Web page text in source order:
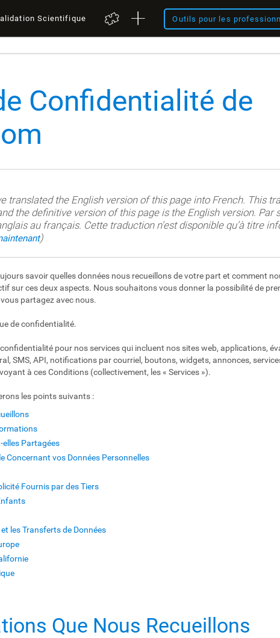
Scientifique Outils pour les
Confidentialité de
translated the English version of this page into French. This
the definitive version of this page is the English version. Par
au français. Cette traduction n’est disponible qu’à titre
)
savoir quelles données nous recueillons de votre part et comment
sur ces deux aspects. Nous souhaitons vous donner la possibilité de
partagez avec nous.
de confidentialité.
pour nos services qui incluent nos sites web, applications,
SMS, API, notifications par courriel, boutons, widgets, annonces,
à ces Conditions (collectivement, les « Services »).
les points suivants :
Partagées
Concernant vos Données Personnelles
Fournis par des Tiers
les Transferts de Données
Que Nous Recueillons